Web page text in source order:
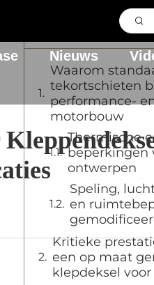
Nieuws
Inhoudsopgave
Waarom
tekortschieten
performance-
motorbouw
Thermische
beperkingen
ontwerpen
Speling,
en
Kritieke
een op maat
klepdeksel